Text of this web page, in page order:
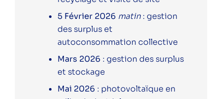
5 Février 2026 matin: gestion
des surplus et
autoconsommation collective
Mars 2026 : gestion des surplus
et stockage
Mai 2026 : photovoltaïque en